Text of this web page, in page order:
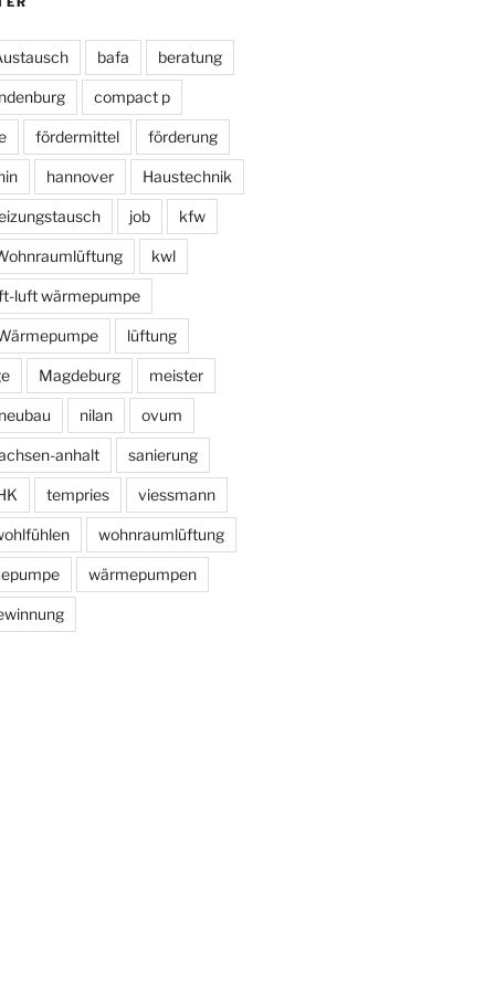
bafa beratung
compact p
fördermittel förderung
hannover Haustechnik
job kfw
kwl
luft wärmepumpe
lüftung
Magdeburg meister
neubau nilan ovum
anhalt sanierung
tempries viessmann
wohnraumlüftung
wärmepumpen